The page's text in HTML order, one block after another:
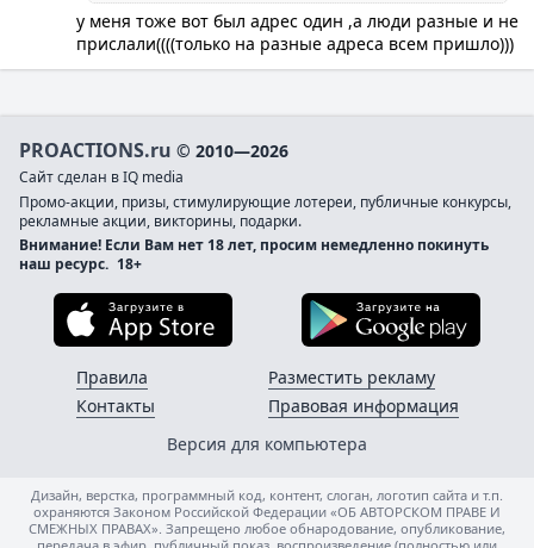
у меня тоже вот был адрес один ,а люди разные и не
прислали((((только на разные адреса всем пришло)))
PROACTIONS.ru © 2010—2026
Сайт сделан в IQ media
Промо-акции, призы, стимулирующие лотереи, публичные конкурсы,
рекламные акции, викторины, подарки.
Внимание! Если Вам нет 18 лет, просим немедленно покинуть
наш ресурс. 18+
Загрузите в App Store
Правила
Контакты
Разместить рекламу
Правовая информация
Версия для компьютера
Дизайн, верстка, программный код, контент, слоган, логотип сайта и т.п.
охраняются Законом Российской Федерации «ОБ АВТОРСКОМ ПРАВЕ И
СМЕЖНЫХ ПРАВАХ». Запрещено любое обнародование, опубликование,